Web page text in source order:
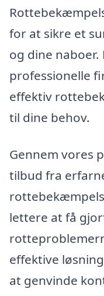
for at sikre et
og dine
professionelle
effektiv
til dine behov.
Gennem vores
tilbud fra
lettere at få
effektive
at genvinde